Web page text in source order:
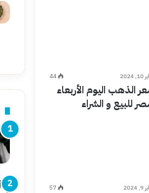
44
الذهب اليوم الأربعاء
في مصر للبيع و الشراء
57